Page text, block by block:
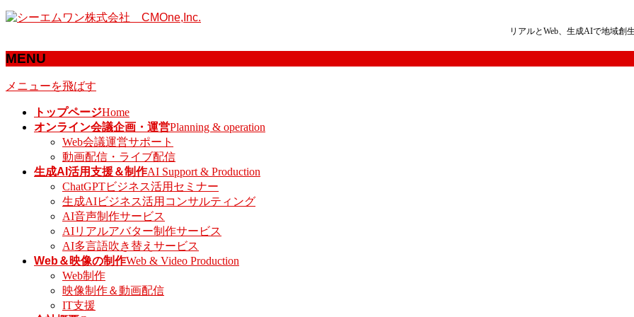
リアルとWeb、生成AIで地域創
MENU
メニューを飛ばす
トップページHome
オンライン会議企画・運営Planning & operation
Web会議運営サポート
動画配信・ライブ配信
生成AI活用支援＆制作AI Support & Production
ChatGPTビジネス活用セミナー
生成AIビジネス活用コンサルティング
AI音声制作サービス
AIリアルアバター制作サービス
AI多言語吹き替えサービス
Web＆映像の制作Web & Video Production
Web制作
映像制作＆動画配信
IT支援